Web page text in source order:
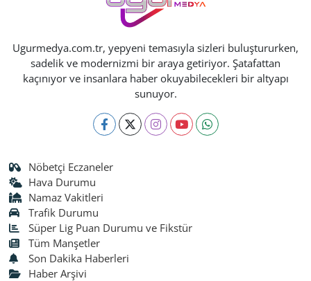
Ugurmedya.com.tr, yepyeni temasıyla sizleri buluştururken,
sadelik ve modernizmi bir araya getiriyor. Şatafattan
kaçınıyor ve insanlara haber okuyabilecekleri bir altyapı
sunuyor.
Nöbetçi Eczaneler
Hava Durumu
Namaz Vakitleri
Trafik Durumu
Süper Lig Puan Durumu ve Fikstür
Tüm Manşetler
Son Dakika Haberleri
Haber Arşivi